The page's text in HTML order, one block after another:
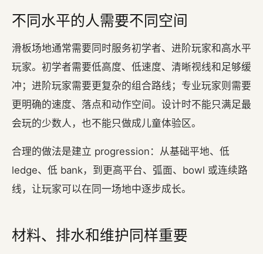
不同水平的人需要不同空间
滑板场地通常需要同时服务初学者、进阶玩家和高水平
玩家。初学者需要低高度、低速度、清晰视线和足够缓
冲；进阶玩家需要更复杂的组合路线；专业玩家则需要
更明确的速度、落点和动作空间。设计时不能只满足最
会玩的少数人，也不能只做成儿童体验区。
合理的做法是建立 progression：从基础平地、低
ledge、低 bank，到更高平台、弧面、bowl 或连续路
线，让玩家可以在同一场地中逐步成长。
材料、排水和维护同样重要